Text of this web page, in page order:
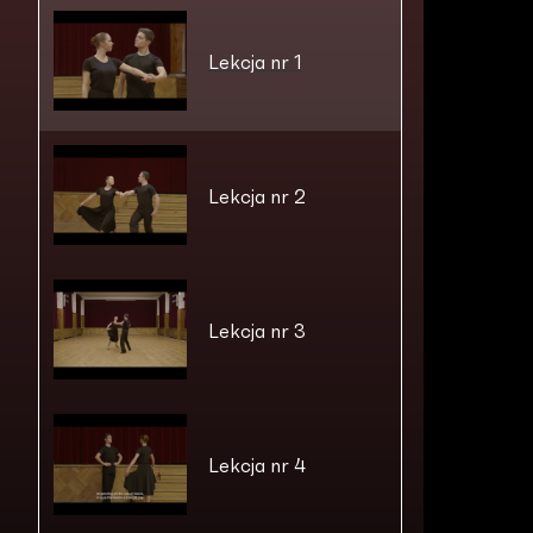
Lekcja nr 1
Lekcja nr 2
Lekcja nr 3
Lekcja nr 4